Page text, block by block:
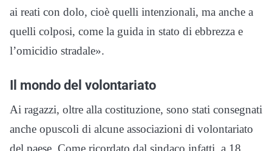
ai reati con dolo, cioè quelli intenzionali, ma anche a
quelli colposi, come la guida in stato di ebbrezza e
l’omicidio stradale».
Il mondo del volontariato
Ai ragazzi, oltre alla costituzione, sono stati consegnati
anche opuscoli di alcune associazioni di volontariato